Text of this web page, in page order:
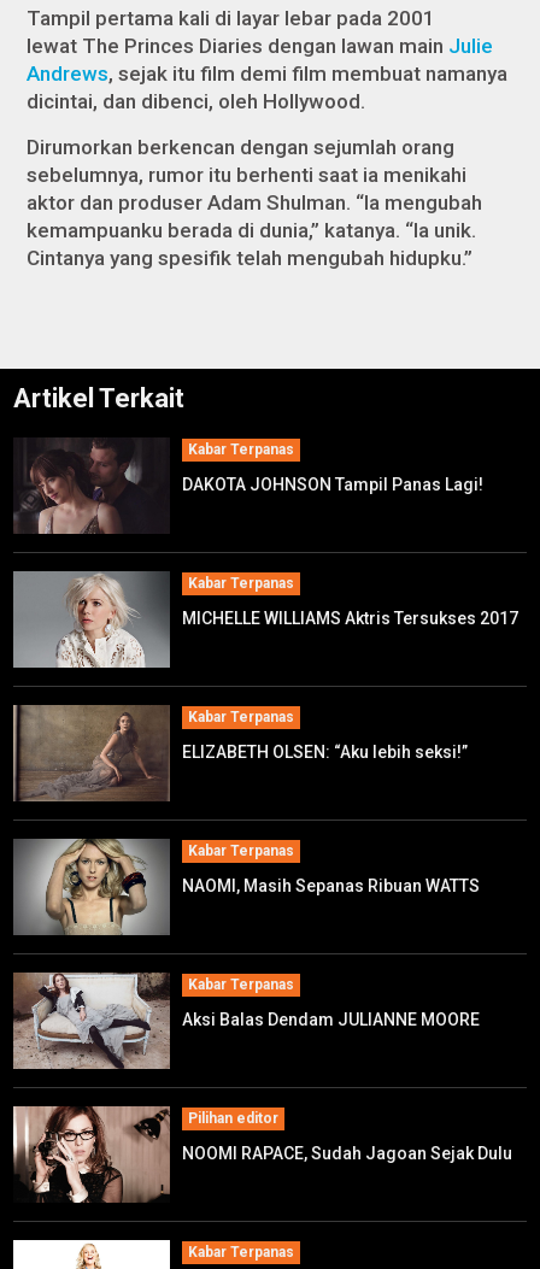
Tampil pertama kali di layar lebar pada 2001
lewat The Princes Diaries dengan lawan main Julie
Andrews, sejak itu film demi film membuat namanya
dicintai, dan dibenci, oleh Hollywood.
Dirumorkan berkencan dengan sejumlah orang
sebelumnya, rumor itu berhenti saat ia menikahi
aktor dan produser Adam Shulman. “Ia mengubah
kemampuanku berada di dunia,” katanya. “Ia unik.
Cintanya yang spesifik telah mengubah hidupku.”
Artikel Terkait
Kabar Terpanas
DAKOTA JOHNSON Tampil Panas Lagi!
Kabar Terpanas
MICHELLE WILLIAMS Aktris Tersukses 2017
Kabar Terpanas
ELIZABETH OLSEN: “Aku lebih seksi!”
Kabar Terpanas
NAOMI, Masih Sepanas Ribuan WATTS
Kabar Terpanas
Aksi Balas Dendam JULIANNE MOORE
Pilihan editor
NOOMI RAPACE, Sudah Jagoan Sejak Dulu
Kabar Terpanas